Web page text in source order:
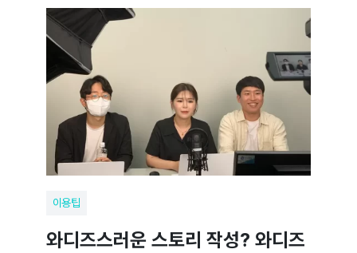
이용팁
와디즈스러운 스토리 작성? 와디즈